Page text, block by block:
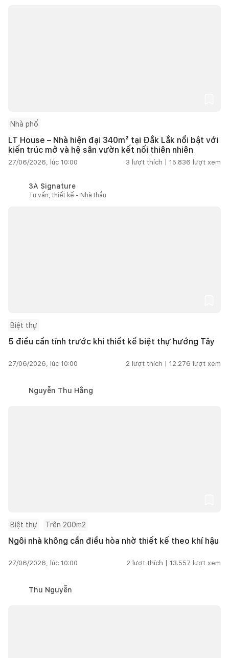
Nhà phố
LT House – Nhà hiện đại 340m² tại Đắk Lắk nổi bật với
kiến trúc mở và hệ sân vườn kết nối thiên nhiên
27/06/2026, lúc 10:00 3 lượt thích | 15.836 lượt xem
3A Signature
Tư vấn, thiết kế - Nhà thầu
Biệt thự
5 điều cần tính trước khi thiết kế biệt thự hướng Tây
27/06/2026, lúc 10:00 2 lượt thích | 12.276 lượt xem
Nguyễn Thu Hằng
Biệt thự Trên 200m2
Ngôi nhà không cần điều hòa nhờ thiết kế theo khí hậu
27/06/2026, lúc 10:00 2 lượt thích | 13.557 lượt xem
Thu Nguyễn